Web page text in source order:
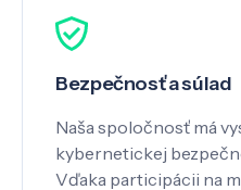
Bezpečnosť a súlad
Naša spoločnosť má
kybernetickej
Vďaka participácii na